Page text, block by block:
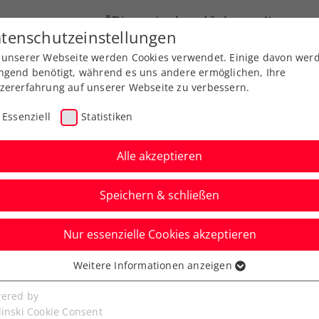
ÖTV Landesverbände News
Ausbildung Services Über uns
by EVN:
mit Teenie-
Webseite werden Cookies verwendet. Einige davon
benötigt, während es uns andere ermöglichen, Ihre
auf unserer Webseite zu verbessern.
Essenziell Statistiken
Alle akzeptieren
Speichern & schließen
Nur essenzielle Cookies akzeptieren
Cookies werden für grundlegende Funktionen der
benötigt. Dadurch ist gewährleistet, dass die Webseite
Weitere Informationen anzeigen
by
Cookie Consent